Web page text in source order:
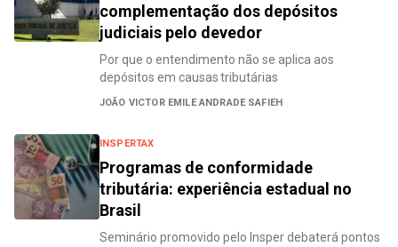
complementação dos depósitos
judiciais pelo devedor
Por que o entendimento não se aplica aos
depósitos em causas tributárias
JOÃO VICTOR EMILE ANDRADE SAFIEH
INSPERTAX
Programas de conformidade
tributária: experiência estadual no
Brasil
Seminário promovido pelo Insper debaterá pontos